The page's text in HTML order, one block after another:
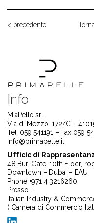
< precedente
Info
MiaPelle srl
Via di Mezzo, 172/C –
Tel. 059 541191 – Fax 059
info@primapelle.it
Ufficio di
48 Burj Gate, 10th Floor,
Downtown – Dubai – EAU
Phone +971 4 3216260
Presso :
Italian Industry &
( Camera di Commercio